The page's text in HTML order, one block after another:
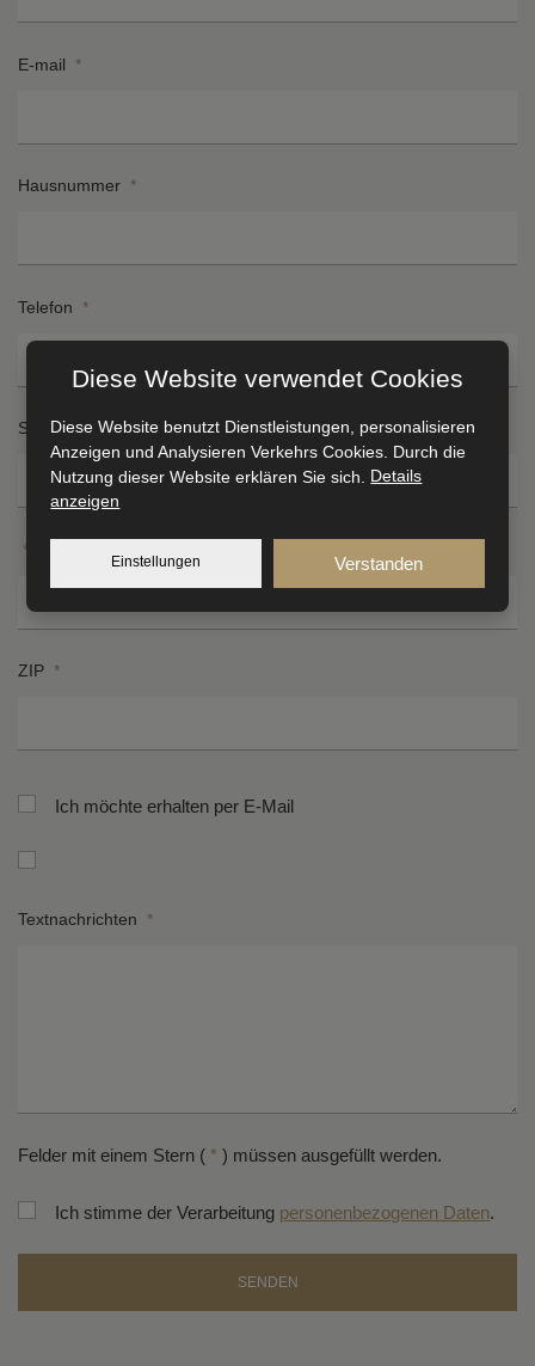
E-mail *
Hausnummer *
Telefon *
Stadt *
*
ZIP *
Ich möchte erhalten per E-Mail
Textnachrichten *
Felder mit einem Stern ( * ) müssen ausgefüllt werden.
Ich stimme der Verarbeitung personenbezogenen Daten.
SENDEN
Diese Website verwendet Cookies
Diese Website benutzt Dienstleistungen, personalisieren
Anzeigen und Analysieren Verkehrs Cookies. Durch die
Nutzung dieser Website erklären Sie sich. Details
anzeigen
Einstellungen Verstanden